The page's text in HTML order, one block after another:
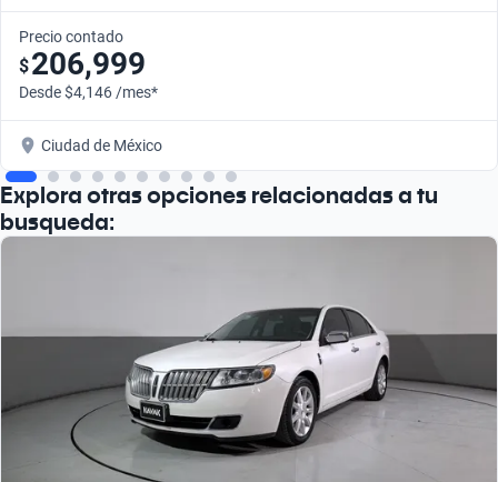
Precio contado
$206,999
Desde $4,146 /mes*
Ciudad de México
Explora otras opciones relacionadas a tu
busqueda: